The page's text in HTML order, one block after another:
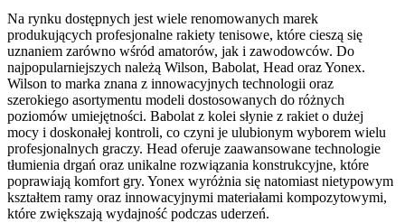
Na rynku dostępnych jest wiele renomowanych marek
produkujących profesjonalne rakiety tenisowe, które cieszą się
uznaniem zarówno wśród amatorów, jak i zawodowców. Do
najpopularniejszych należą Wilson, Babolat, Head oraz Yonex.
Wilson to marka znana z innowacyjnych technologii oraz
szerokiego asortymentu modeli dostosowanych do różnych
poziomów umiejętności. Babolat z kolei słynie z rakiet o dużej
mocy i doskonałej kontroli, co czyni je ulubionym wyborem wielu
profesjonalnych graczy. Head oferuje zaawansowane technologie
tłumienia drgań oraz unikalne rozwiązania konstrukcyjne, które
poprawiają komfort gry. Yonex wyróżnia się natomiast nietypowym
kształtem ramy oraz innowacyjnymi materiałami kompozytowymi,
które zwiększają wydajność podczas uderzeń.